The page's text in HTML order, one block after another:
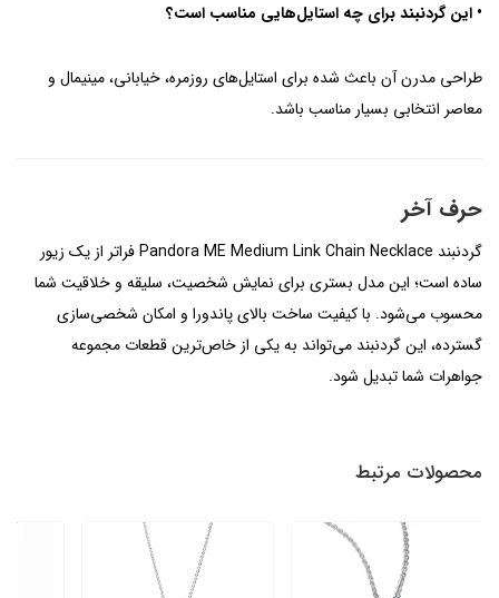
• این گردنبند برای چه استایل‌هایی مناسب است؟
طراحی مدرن آن باعث شده برای استایل‌های روزمره، خیابانی، مینیمال و
معاصر انتخابی بسیار مناسب باشد.
حرف آخر
گردنبند Pandora ME Medium Link Chain Necklace فراتر از یک زیور
ساده است؛ این مدل بستری برای نمایش شخصیت، سلیقه و خلاقیت شما
محسوب می‌شود. با کیفیت ساخت بالای پاندورا و امکان شخصی‌سازی
گسترده، این گردنبند می‌تواند به یکی از خاص‌ترین قطعات مجموعه
جواهرات شما تبدیل شود.
محصولات مرتبط